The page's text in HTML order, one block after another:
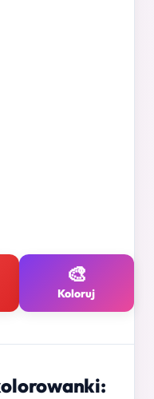
🎨
Koloruj